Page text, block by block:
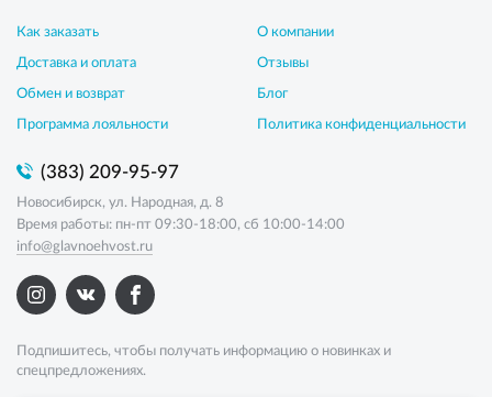
Как заказать
Доставка и оплата
Обмен и возврат
Программа лояльности
О компании
Отзывы
Блог
Политика конфиденциальности
(383) 209-95-97
Новосибирск, ул. Народная, д. 8
Время работы: пн-пт 09:30-18:00, сб 10:00-14:00
info@glavnoehvost.ru
Подпишитесь, чтобы получать информацию о новинках и
спецпредложениях.